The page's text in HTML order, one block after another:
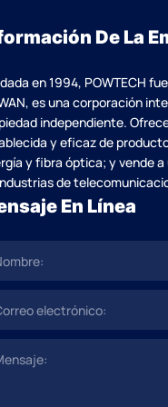
De La
en 1994, POWTECH
es una corporación
independiente.
y eficaz de
y fibra óptica; y vende a
de
En Línea